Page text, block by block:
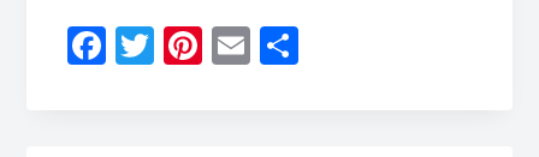
Fa
ce
T
wi
Pi
nt
E
m